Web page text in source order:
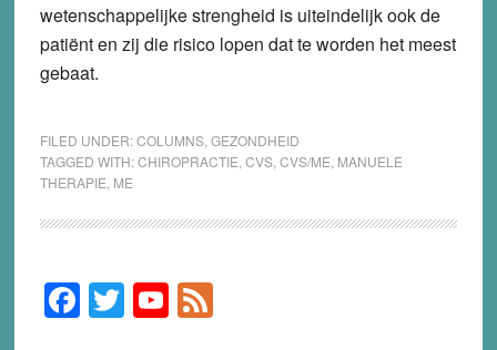
wetenschappelijke strengheid is uiteindelijk ook de
patiënt en zij die risico lopen dat te worden het meest
gebaat.
FILED UNDER:COLUMNS, GEZONDHEID
TAGGED WITH:CHIROPRACTIE CVS, CVS/ME MANUELE
THERAPIE ME
Primary
Sidebar
F
a
T
wi
Y
o
F